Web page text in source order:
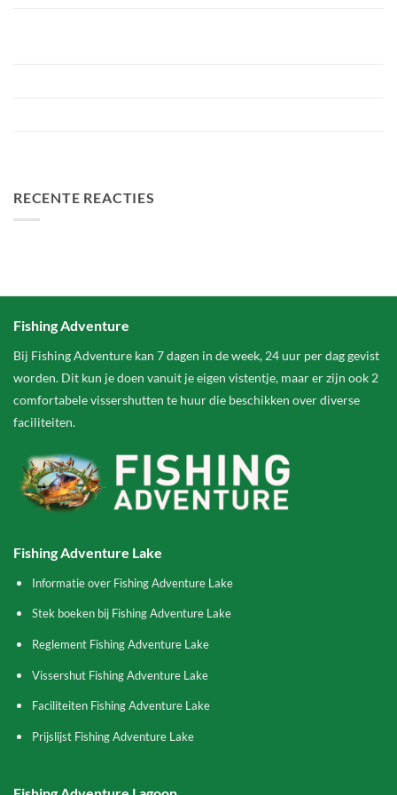
RECENTE REACTIES
Fishing Adventure
Bij Fishing Adventure kan 7 dagen in de week, 24 uur per dag gevist
worden. Dit kun je doen vanuit je eigen vistentje, maar er zijn ook 2
comfortabele vissershutten te huur die beschikken over diverse
faciliteiten.
Fishing Adventure Lake
Informatie over Fishing Adventure Lake
Stek boeken bij Fishing Adventure Lake
Reglement Fishing Adventure Lake
Vissershut Fishing Adventure Lake
Faciliteiten Fishing Adventure Lake
Prijslijst Fishing Adventure Lake